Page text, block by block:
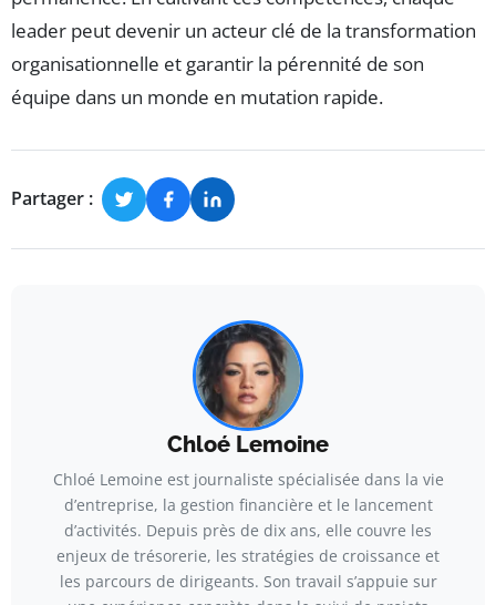
leader peut devenir un acteur clé de la transformation
organisationnelle et garantir la pérennité de son
équipe dans un monde en mutation rapide.
Partager :
Chloé Lemoine
Chloé Lemoine est journaliste spécialisée dans la vie
d’entreprise, la gestion financière et le lancement
d’activités. Depuis près de dix ans, elle couvre les
enjeux de trésorerie, les stratégies de croissance et
les parcours de dirigeants. Son travail s’appuie sur